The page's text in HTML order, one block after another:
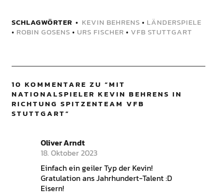
SCHLAGWÖRTER KEVIN BEHRENS • LÄNDERSPIELE
• ROBIN GOSENS • URS FISCHER • VFB STUTTGART
10 KOMMENTARE ZU “MIT
NATIONALSPIELER KEVIN BEHRENS IN
RICHTUNG SPITZENTEAM VFB
STUTTGART”
Oliver Arndt
18. Oktober 2023
Einfach ein geiler Typ der Kevin!
Gratulation ans Jahrhundert-Talent :D
Eisern!